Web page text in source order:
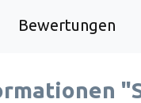
Bewertungen